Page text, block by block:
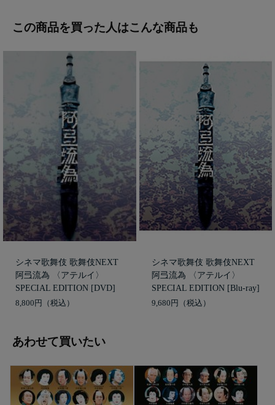
この商品を買った人はこんな商品も
シネマ歌舞伎 歌舞伎NEXT
阿弖流為 〈アテルイ〉
SPECIAL EDITION [DVD]
8,800円
シネマ歌舞伎 歌舞伎NEXT
阿弖流為 〈アテルイ〉
SPECIAL EDITION [Blu-ray]
9,680円
あわせて買いたい